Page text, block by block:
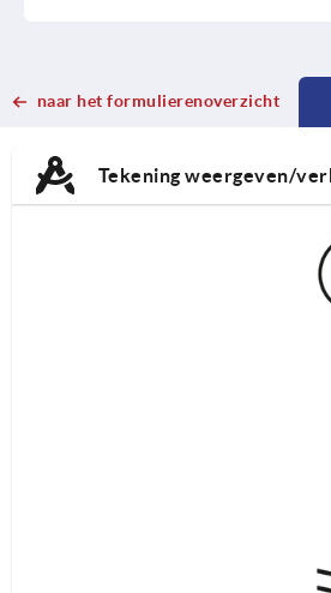
naar het formulierenoverzicht
Tekening weergeven/